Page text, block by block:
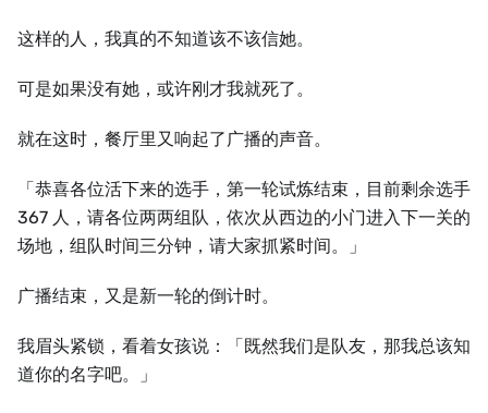
这样的人，我真的不知道该不该信她。
可是如果没有她，或许刚才我就死了。
就在这时，餐厅里又响起了广播的声音。
「恭喜各位活下来的选手，第一轮试炼结束，目前剩余选手
367 人，请各位两两组队，依次从西边的小门进入下一关的
场地，组队时间三分钟，请大家抓紧时间。」
广播结束，又是新一轮的倒计时。
我眉头紧锁，看着女孩说：「既然我们是队友，那我总该知
道你的名字吧。」